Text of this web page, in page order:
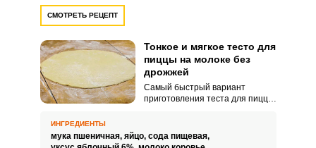
СМОТРЕТЬ РЕЦЕПТ
Тонкое и мягкое тесто для
пиццы на молоке без
дрожжей
Самый быстрый вариант
приготовления теста для пиццы
приготовления тонкого и мягкого
теста для пиццы на молоке.
ИНГРЕДИЕНТЫ
мука пшеничная, яйцо, сода пищевая,